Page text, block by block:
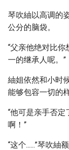
琴吹紬以高调的
公分的脑袋。
“父亲他绝对比
一的继承人呢。”
紬姐依然和小时
能够包容一切的样
“他可是亲手否
啊！”
“这个......”琴吹紬